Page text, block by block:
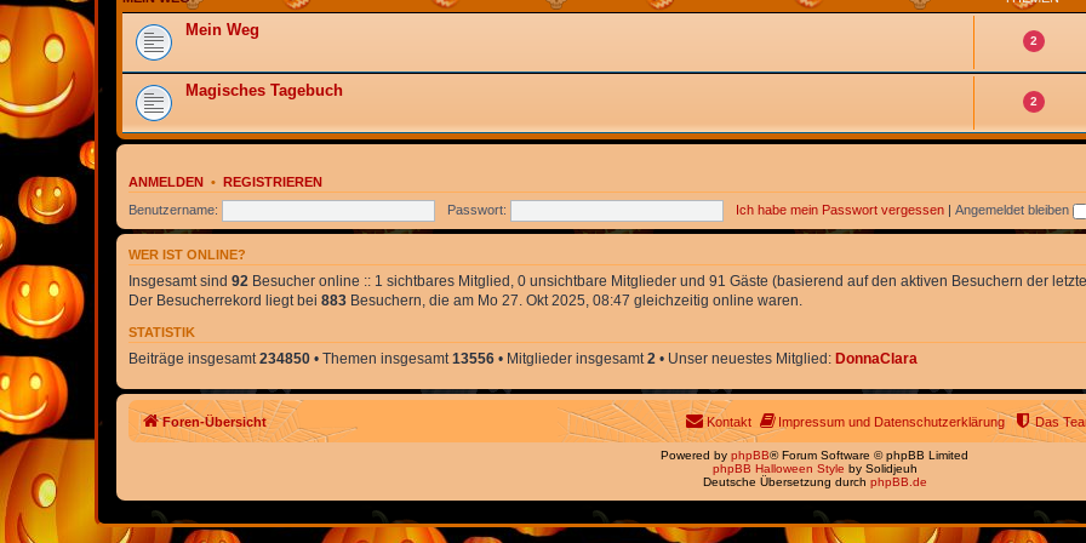
Mein Weg
2
Magisches Tagebuch
2
ANMELDEN • REGISTRIEREN
Benutzername:
Passwort: Ich habe mein Passwort vergessen | Angemeldet bleiben
WER IST ONLINE?
Insgesamt sind 92 Besucher online :: 1 sichtbares Mitglied, 0 unsichtbare Mitglieder und 91 Gäste (basierend auf den aktiven Besuchern der
Der Besucherrekord liegt bei 883 Besuchern, die am Mo 27. Okt 2025, 08:47 gleichzeitig online waren.
STATISTIK
Beiträge insgesamt234850 • Themen insgesamt13556 • Mitglieder insgesamt2 • Unser neuestes Mitglied: DonnaClara
Foren-Übersicht Das
Impressum und Datenschutzerklärung
Kontakt
Powered by phpBB® Forum Software © phpBB Limited
phpBB Halloween Style by Solidjeuh
Deutsche Übersetzung durch phpBB.de